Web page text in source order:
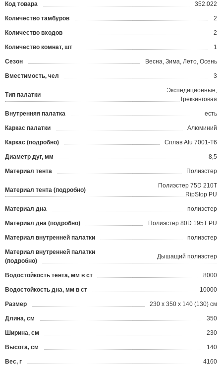
Код товара 352.022
Количество тамбуров 2
Количество входов 2
Количество комнат, шт 1
Сезон Весна, Зима, Лето, Осень
Вместимость, чел 3
Тип палатки
Экспедиционные,
Треккинговая
Внутренняя палатка есть
Каркас палатки Алюминий
Каркас (подробно) Сплав Alu 7001-T6
Диаметр дуг, мм 8,5
Материал тента Полиэстер
Материал тента (подробно)
Полиэстер 75D 210T
RipStop PU
Материал дна полиэстер
Материал дна (подробно) Полиэстер 80D 195T PU
Материал внутренней палатки полиэстер
Материал внутренней палатки
(подробно)
Дышащий полиэстер
Водостойкость тента, мм в ст 8000
Водостойкость дна, мм в ст 10000
Размер 230 x 350 x 140 (130) см
Длина, см 350
Ширина, см 230
Высота, см 140
Вес, г 4160